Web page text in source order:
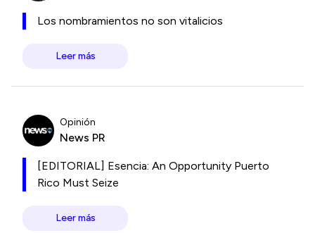
Los nombramientos no son vitalicios
Leer más
Opinión
News PR
[EDITORIAL] Esencia: An Opportunity Puerto
Rico Must Seize
Leer más